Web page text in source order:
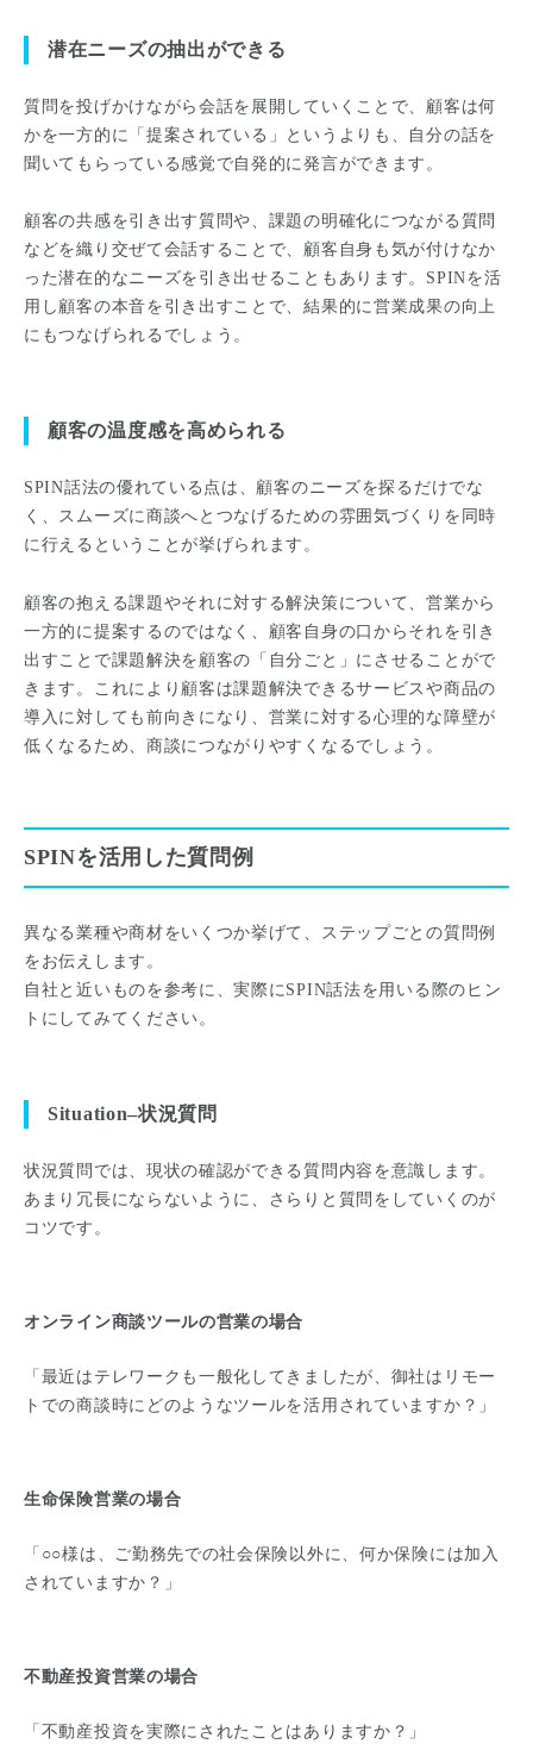
潜在ニーズの抽出ができる
質問を投げかけながら会話を展開していくことで、顧客は何
かを一方的に「提案されている」というよりも、自分の話を
聞いてもらっている感覚で自発的に発言ができます。
顧客の共感を引き出す質問や、課題の明確化につながる質問
などを織り交ぜて会話することで、顧客自身も気が付けなか
った潜在的なニーズを引き出せることもあります。SPINを活
用し顧客の本音を引き出すことで、結果的に営業成果の向上
にもつなげられるでしょう。
顧客の温度感を高められる
SPIN話法の優れている点は、顧客のニーズを探るだけでな
く、スムーズに商談へとつなげるための雰囲気づくりを同時
に行えるということが挙げられます。
顧客の抱える課題やそれに対する解決策について、営業から
一方的に提案するのではなく、顧客自身の口からそれを引き
出すことで課題解決を顧客の「自分ごと」にさせることがで
きます。これにより顧客は課題解決できるサービスや商品の
導入に対しても前向きになり、営業に対する心理的な障壁が
低くなるため、商談につながりやすくなるでしょう。
SPINを活用した質問例
異なる業種や商材をいくつか挙げて、ステップごとの質問例
をお伝えします。
自社と近いものを参考に、実際にSPIN話法を用いる際のヒン
トにしてみてください。
Situation–状況質問
状況質問では、現状の確認ができる質問内容を意識します。
あまり冗長にならないように、さらりと質問をしていくのが
コツです。
オンライン商談ツールの営業の場合
「最近はテレワークも一般化してきましたが、御社はリモー
トでの商談時にどのようなツールを活用されていますか？」
生命保険営業の場合
「○○様は、ご勤務先での社会保険以外に、何か保険には加入
されていますか？」
不動産投資営業の場合
「不動産投資を実際にされたことはありますか？」